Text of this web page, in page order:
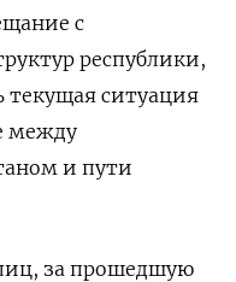
с
республики,
текущая ситуация
между
и пути
за прошедшую